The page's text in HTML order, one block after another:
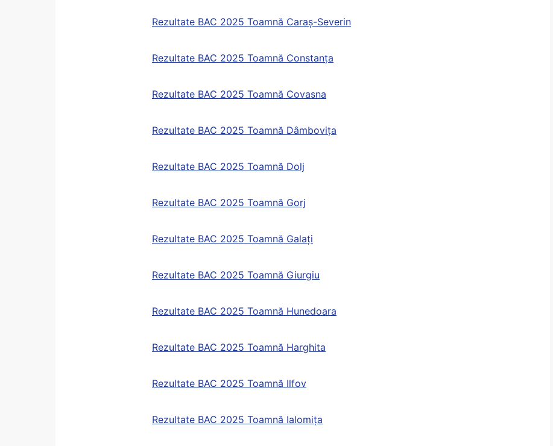
Rezultate BAC 2025 Toamnă Caraș-Severin
Rezultate BAC 2025 Toamnă Constanța
Rezultate BAC 2025 Toamnă Covasna
Rezultate BAC 2025 Toamnă Dâmbovița
Rezultate BAC 2025 Toamnă Dolj
Rezultate BAC 2025 Toamnă Gorj
Rezultate BAC 2025 Toamnă Galați
Rezultate BAC 2025 Toamnă Giurgiu
Rezultate BAC 2025 Toamnă Hunedoara
Rezultate BAC 2025 Toamnă Harghita
Rezultate BAC 2025 Toamnă Ilfov
Rezultate BAC 2025 Toamnă Ialomița